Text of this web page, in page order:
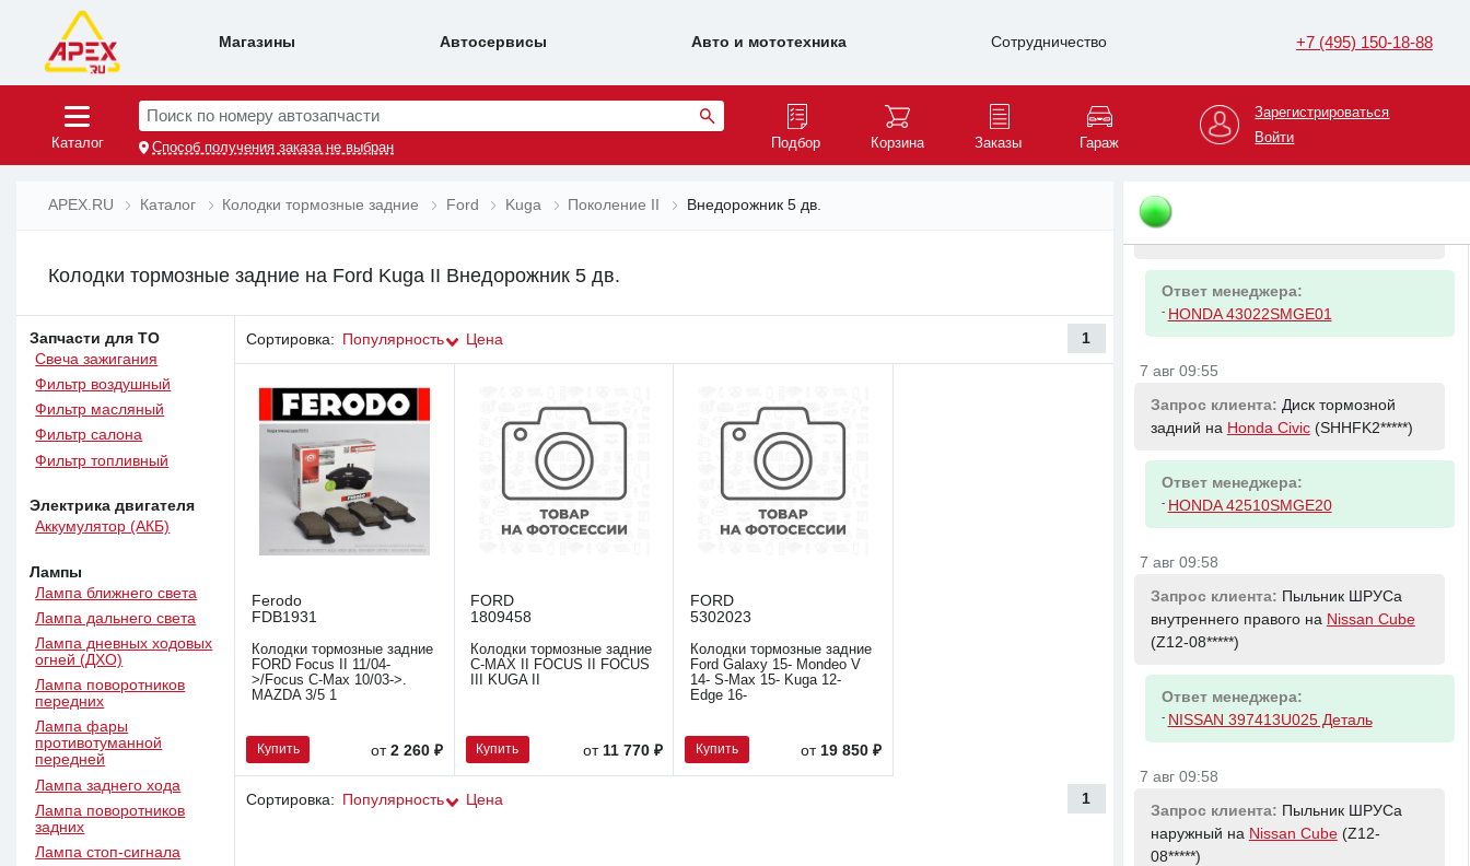
Магазины Автосервисы Авто и мототехника Сотрудничество +7 (495) 150-18-88
Каталог
Поиск по номеру автозапчасти
Способ получения заказа не выбран Подбор Корзина Заказы Гараж
Зарегистрироваться
Войти
APEX.RU Каталог Колодки тормозные задние Ford Kuga Поколение II Внедорожник 5 дв.
Колодки тормозные задние на Ford Kuga II Внедорожник 5 дв.
Запчасти для ТО
Свеча зажигания
Фильтр воздушный
Фильтр масляный
Фильтр салона
Фильтр топливный
Электрика двигателя
Аккумулятор (АКБ)
Лампы
Лампа ближнего света
Лампа дальнего света
Лампа дневных ходовых
огней (ДХО)
Лампа поворотников
передних
Лампа фары
противотуманной
передней
Лампа заднего хода
Лампа поворотников
задних
Лампа стоп-сигнала
Сортировка: Популярность Цена 1
Ferodo
FDB1931
Колодки тормозные задние
FORD Focus II 11/04-
>/Focus C-Max 10/03->.
MAZDA 3/5 1
Купить от2 260 ₽
FORD
1809458
Колодки тормозные задние
C-MAX II FOCUS II FOCUS
III KUGA II
Купить от 11 770 ₽
FORD
5302023
Колодки тормозные задние
Ford Galaxy 15- Mondeo V
14- S-Max 15- Kuga 12-
Edge 16-
Купить от 19 850 ₽
Сортировка: Популярность Цена 1
(XUULJ6*****)
GENERAL MOTORS 95476164
Запрос клиента:
Ответ менеджера:
- HONDA 43022SMGE01
7 авг 09:55
Запрос клиента: Диск тормозной
задний на Honda Civic(SHHFK2*****)
Ответ менеджера:
- HONDA 42510SMGE20
7 авг 09:58
Запрос клиента: Пыльник ШРУСа
внутреннего правого на Nissan Cube
(Z12-08*****)
Ответ менеджера:
- NISSAN 397413U025 Деталь
7 авг 09:58
Запрос клиента: Пыльник ШРУСа
наружный на Nissan Cube(Z12-
08*****)